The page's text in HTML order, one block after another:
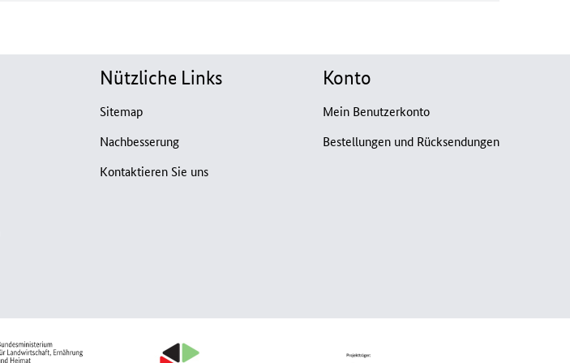
Nützliche Links
Sitemap
Nachbesserung
Kontaktieren Sie uns
Konto
Mein Benutzerkonto
Bestellungen und Rücksendungen